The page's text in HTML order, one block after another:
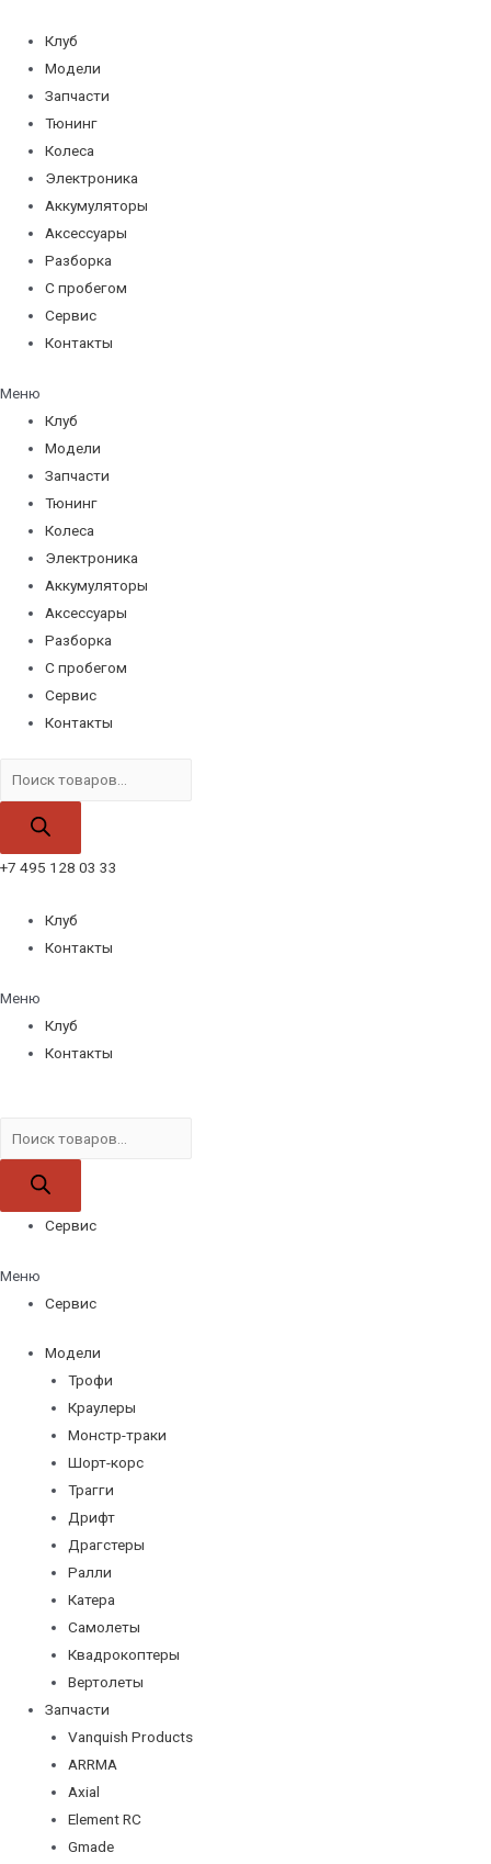
содержимому
Клуб
Модели
Запчасти
Тюнинг
Колеса
Электроника
Аккумуляторы
Аксессуары
Разборка
С пробегом
Сервис
Контакты
Меню
Клуб
Модели
Запчасти
Тюнинг
Колеса
Электроника
Аккумуляторы
Аксессуары
Разборка
С пробегом
Сервис
Контакты
товаров
+7 495 128 03 33
Клуб
Контакты
Меню
Клуб
Контакты
товаров
Сервис
Меню
Сервис
Модели
Трофи
Краулеры
Монстр-траки
Шорт-корс
Трагги
Дрифт
Драгстеры
Ралли
Катера
Самолеты
Квадрокоптеры
Вертолеты
Запчасти
Vanquish Products
ARRMA
Axial
Element RC
Gmade